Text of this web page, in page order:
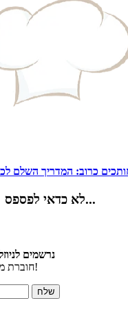
כרוב: המדריך השלם
לא כדאי לפספס...
נרשמים
חוברת מתכונים מהירים לדיאטה!